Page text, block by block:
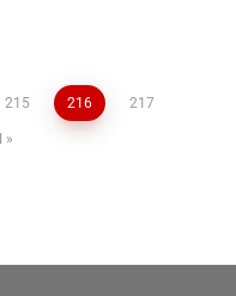
215 216 217